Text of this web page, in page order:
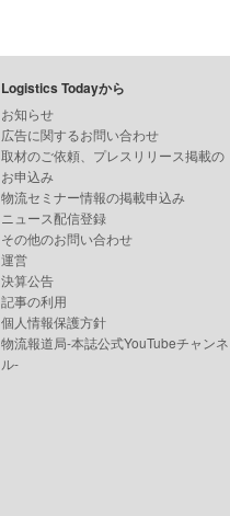
Logistics Todayから
お知らせ
広告に関するお問い合わせ
取材のご依頼、プレスリリース掲載の
お申込み
物流セミナー情報の掲載申込み
ニュース配信登録
その他のお問い合わせ
運営
決算公告
記事の利用
個人情報保護方針
物流報道局-本誌公式YouTubeチャンネ
ル-